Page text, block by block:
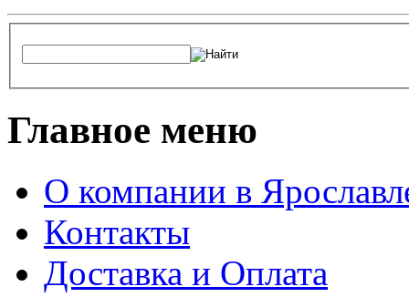
Главное меню
О компании в
Контакты
Доставка и Оплата